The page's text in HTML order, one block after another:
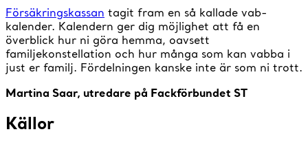
Försäkringskassan tagit fram en så kallade vab-
kalender. Kalendern ger dig möjlighet att få en
överblick hur ni göra hemma, oavsett
familjekonstellation och hur många som kan vabba i
just er familj. Fördelningen kanske inte är som ni trott.
Martina Saar, utredare på Fackförbundet ST
Källor